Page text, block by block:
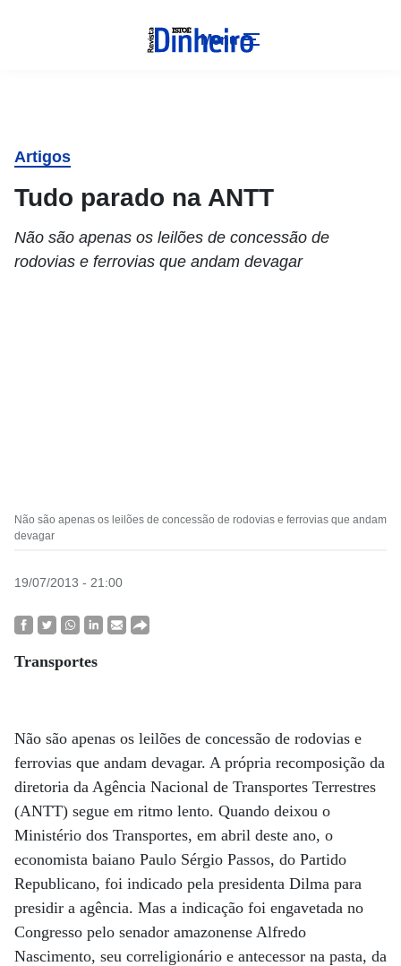
Menu
Artigos
Tudo parado na ANTT
Não são apenas os leilões de concessão de
rodovias e ferrovias que andam devagar
Não são apenas os leilões de concessão de rodovias e ferrovias que andam
devagar
19/07/2013 - 21:00
Transportes
Não são apenas os leilões de concessão de rodovias e
ferrovias que andam devagar. A própria recomposição da
diretoria da Agência Nacional de Transportes Terrestres
(ANTT) segue em ritmo lento. Quando deixou o
Ministério dos Transportes, em abril deste ano, o
economista baiano Paulo Sérgio Passos, do Partido
Republicano, foi indicado pela presidenta Dilma para
presidir a agência. Mas a indicação foi engavetada no
Congresso pelo senador amazonense Alfredo
Nascimento, seu correligionário e antecessor na pasta, da